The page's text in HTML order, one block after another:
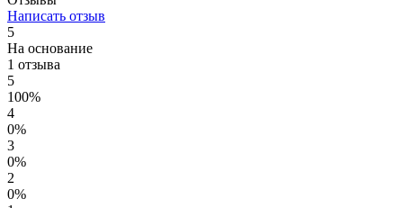
Написать отзыв
5
На основание
1 отзыва
5
100%
4
0%
3
0%
2
0%